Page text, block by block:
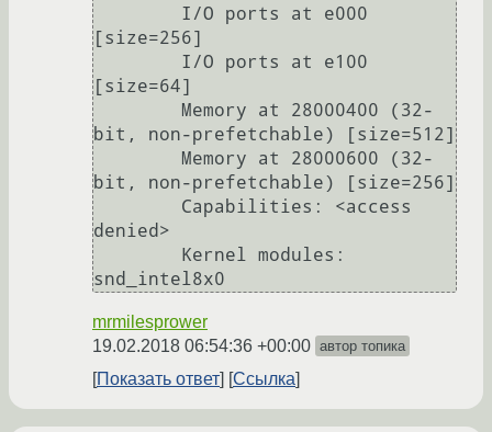
[size=256]
[size=64]
bit, non-prefetchable) [size=512]
bit, non-prefetchable) [size=256]
denied>
mrmilesprower
19.02.2018 06:54:36 +00:00 автор топика
Показать ответ Ссылка